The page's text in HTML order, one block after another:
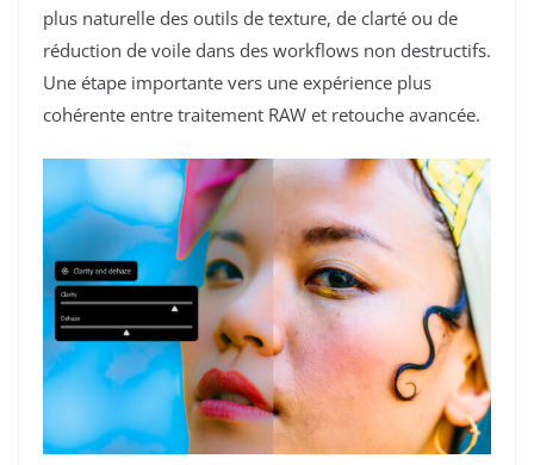
plus naturelle des outils de texture, de clarté ou de
réduction de voile dans des workflows non destructifs.
Une étape importante vers une expérience plus
cohérente entre traitement RAW et retouche avancée.